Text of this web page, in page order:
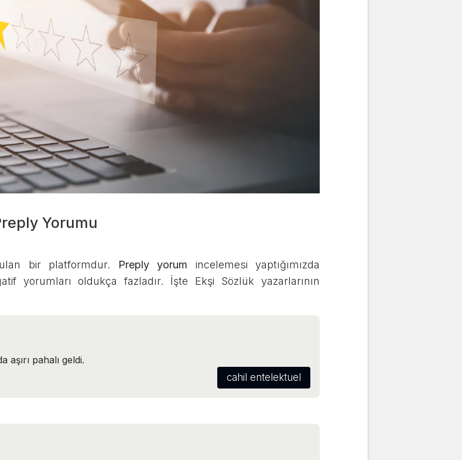
Yorumu
bir platformdur. Preply yorum incelemesi yaptığımızda
yorumları oldukça fazladır. İşte Ekşi Sözlük yazarlarının
aşırı pahalı geldi.
cahil entelektuel